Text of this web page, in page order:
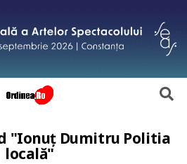
"Ionuț Dumitru Politia
locală"